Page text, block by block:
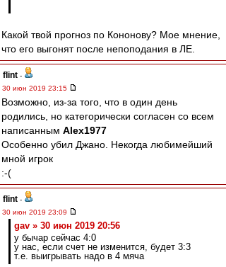
Какой твой прогноз по Кононову? Мое мнение,
что его выгонят после непоподания в ЛЕ.
flint -
30 июн 2019 23:15
Возможно, из-за того, что в один день
родились, но категорически согласен со всем
написанным Alex1977
Особенно убил Джано. Некогда любимейший
мной игрок
:-(
flint -
30 июн 2019 23:09
gav » 30 июн 2019 20:56
у бычар сейчас 4:0
у нас, если счет не изменится, будет 3:3
т.е. выигрывать надо в 4 мяча